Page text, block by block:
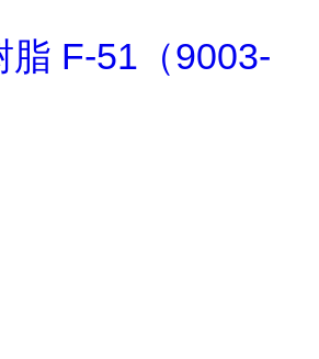
脂 F-51（9003-